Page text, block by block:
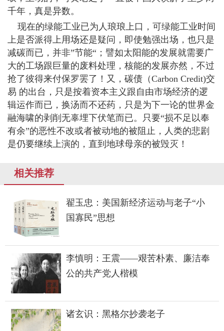
千年，真是异数。
现在的绿能工业已为人琅琅上口，可绿能工业时间
上是否派得上用场还是疑问，即使勉强出场，也只是
减碳而已，并非”节能“；譬如太阳能的发展就需要广
大的工场跟巨量的废料处理，核能的发展亦然，不过
抢了彼得来付保罗罢了！又，碳债（Carbon Credit)交
易 的出台，只是按着资本主义跟自由市场经济的逻
辑运作而已，换汤而不还药，只是为下一论的世界金
融海啸的剥削无辜埋下伏笔而已。只要“损不足以奉
有余”的恶性不改或者被动地的被阻止，人类的悲剧
是仍要继续上演的，直到地球母亲的被毁灭！
相关推荐
翟玉忠：美国新经济运动与老子“小
国寡民”思想
李慎明：王震——艰苦朴素、廉洁奉
公的共产党人楷模
诸玄识：黑格尔抄袭老子